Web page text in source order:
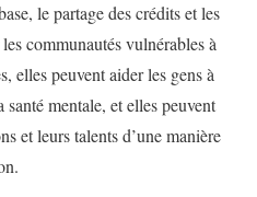
le partage des crédits et les
communautés vulnérables à
elles peuvent aider les gens à
mentale, et elles peuvent
et leurs talents d’une manière